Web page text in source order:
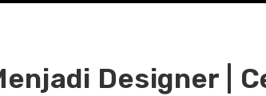
Designer |